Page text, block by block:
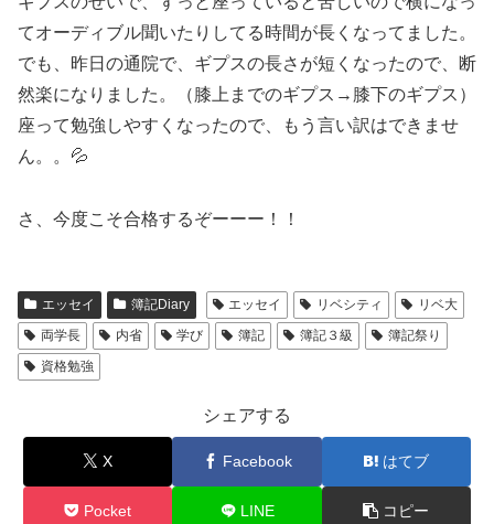
てオーディブル聞いたりしてる時間が長くなってました。
でも、昨日の通院で、ギプスの長さが短くなったので、断
然楽になりました。（膝上までのギプス→膝下のギプス）
座って勉強しやすくなったので、もう言い訳はできませ
ん。。💦
さ、今度こそ合格するぞーーー！！
エッセイ 簿記Diary エッセイ リベシティ
リベ大
両学長
内省 学び 簿記 簿記３級
簿記祭り
資格勉強
シェアする
X Facebook はてブ
Pocket LINE コピー